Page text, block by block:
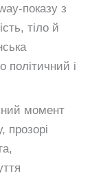
показу з
тіло й
політичний і
момент
прозорі